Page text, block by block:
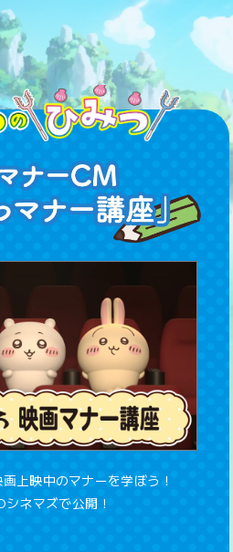
上映中のマナーを学ぼう！
ネマズで公開！